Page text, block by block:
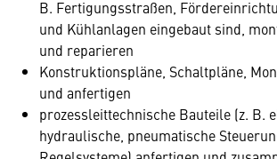
B. Fertigungsstraßen,
und Kühlanlagen eingebaut sind,
und reparieren
Konstruktionspläne, Schaltpläne,
und anfertigen
prozessleittechnische Bauteile (z. B.
hydraulische, pneumatische